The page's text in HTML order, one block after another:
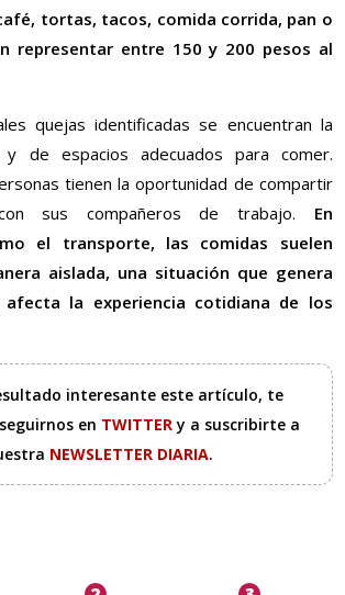
tortas, tacos, comida corrida, pan o
representar entre 150 y 200 pesos al
quejas identificadas se encuentran la
de espacios adecuados para comer.
tienen la oportunidad de compartir
sus compañeros de trabajo. En
el transporte, las comidas suelen
aislada, una situación que genera
la experiencia cotidiana de los
interesante este artículo, te
en TWITTERy a suscribirte a
NEWSLETTER DIARIA.